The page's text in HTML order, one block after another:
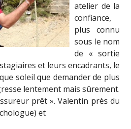
atelier de la
confiance,
plus connu
sous le nom
de « sortie
et leurs encadrants, le
soleil que demander de plus
lentement mais sûrement.
prêt ». Valentin près du
et